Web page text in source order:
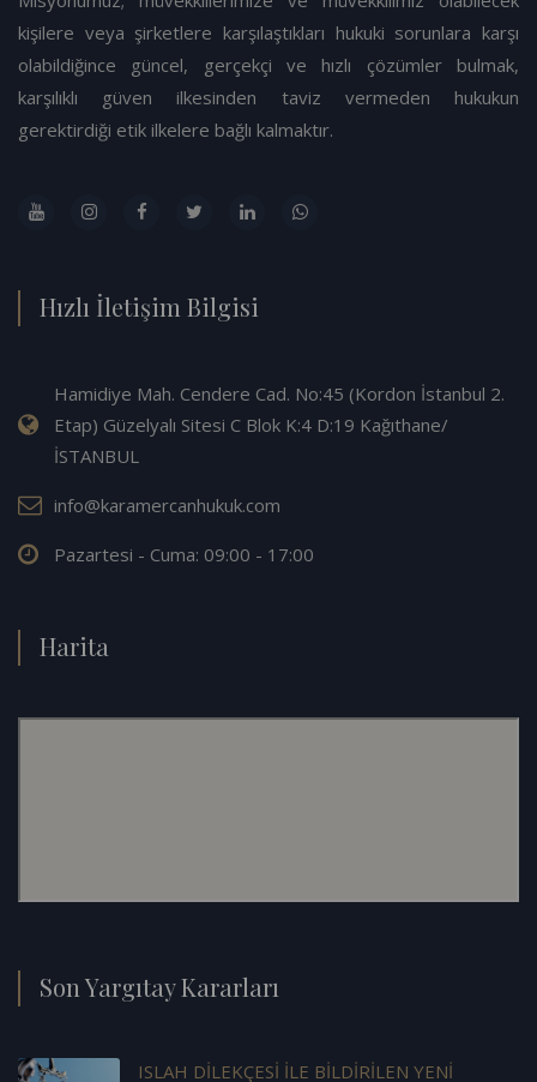
kişilere veya şirketlere karşılaştıkları hukuki sorunlara karşı
olabildiğince güncel, gerçekçi ve hızlı çözümler bulmak,
karşılıklı güven ilkesinden taviz vermeden hukukun
gerektirdiği etik ilkelere bağlı kalmaktır.
Hızlı İletişim Bilgisi
Hamidiye Mah. Cendere Cad. No:45 (Kordon İstanbul 2.
Etap) Güzelyalı Sitesi C Blok K:4 D:19 Kağıthane/
İSTANBUL
info@karamercanhukuk.com
Pazartesi - Cuma: 09:00 - 17:00
Harita
Son Yargıtay Kararları
ISLAH DİLEKÇESİ İLE BİLDİRİLEN YENİ